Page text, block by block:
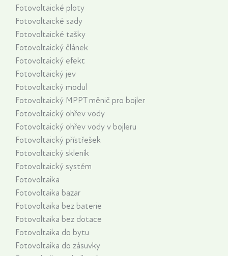
Fotovoltaické ploty
Fotovoltaické sady
Fotovoltaické tašky
Fotovoltaický článek
Fotovoltaický efekt
Fotovoltaický jev
Fotovoltaický modul
Fotovoltaický MPPT měnič pro bojler
Fotovoltaický ohřev vody
Fotovoltaický ohřev vody v bojleru
Fotovoltaický přístřešek
Fotovoltaický skleník
Fotovoltaický systém
Fotovoltaika
Fotovoltaika bazar
Fotovoltaika bez baterie
Fotovoltaika bez dotace
Fotovoltaika do bytu
Fotovoltaika do zásuvky